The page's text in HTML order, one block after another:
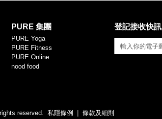
PURE 集團
PURE Yoga
PURE Fitness
PURE Online
nood food
登記接收快訊
reserved. 私隱條例 條款及細則